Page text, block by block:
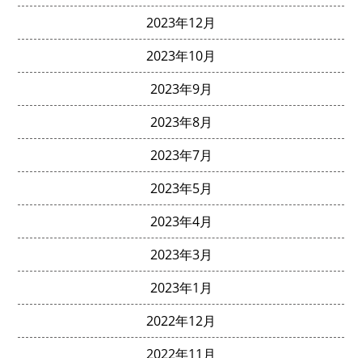
2023年12月
2023年10月
2023年9月
2023年8月
2023年7月
2023年5月
2023年4月
2023年3月
2023年1月
2022年12月
2022年11月